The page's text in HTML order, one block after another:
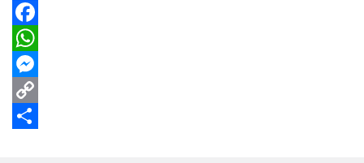
Facebook
WhatsApp
Messenger
Copy